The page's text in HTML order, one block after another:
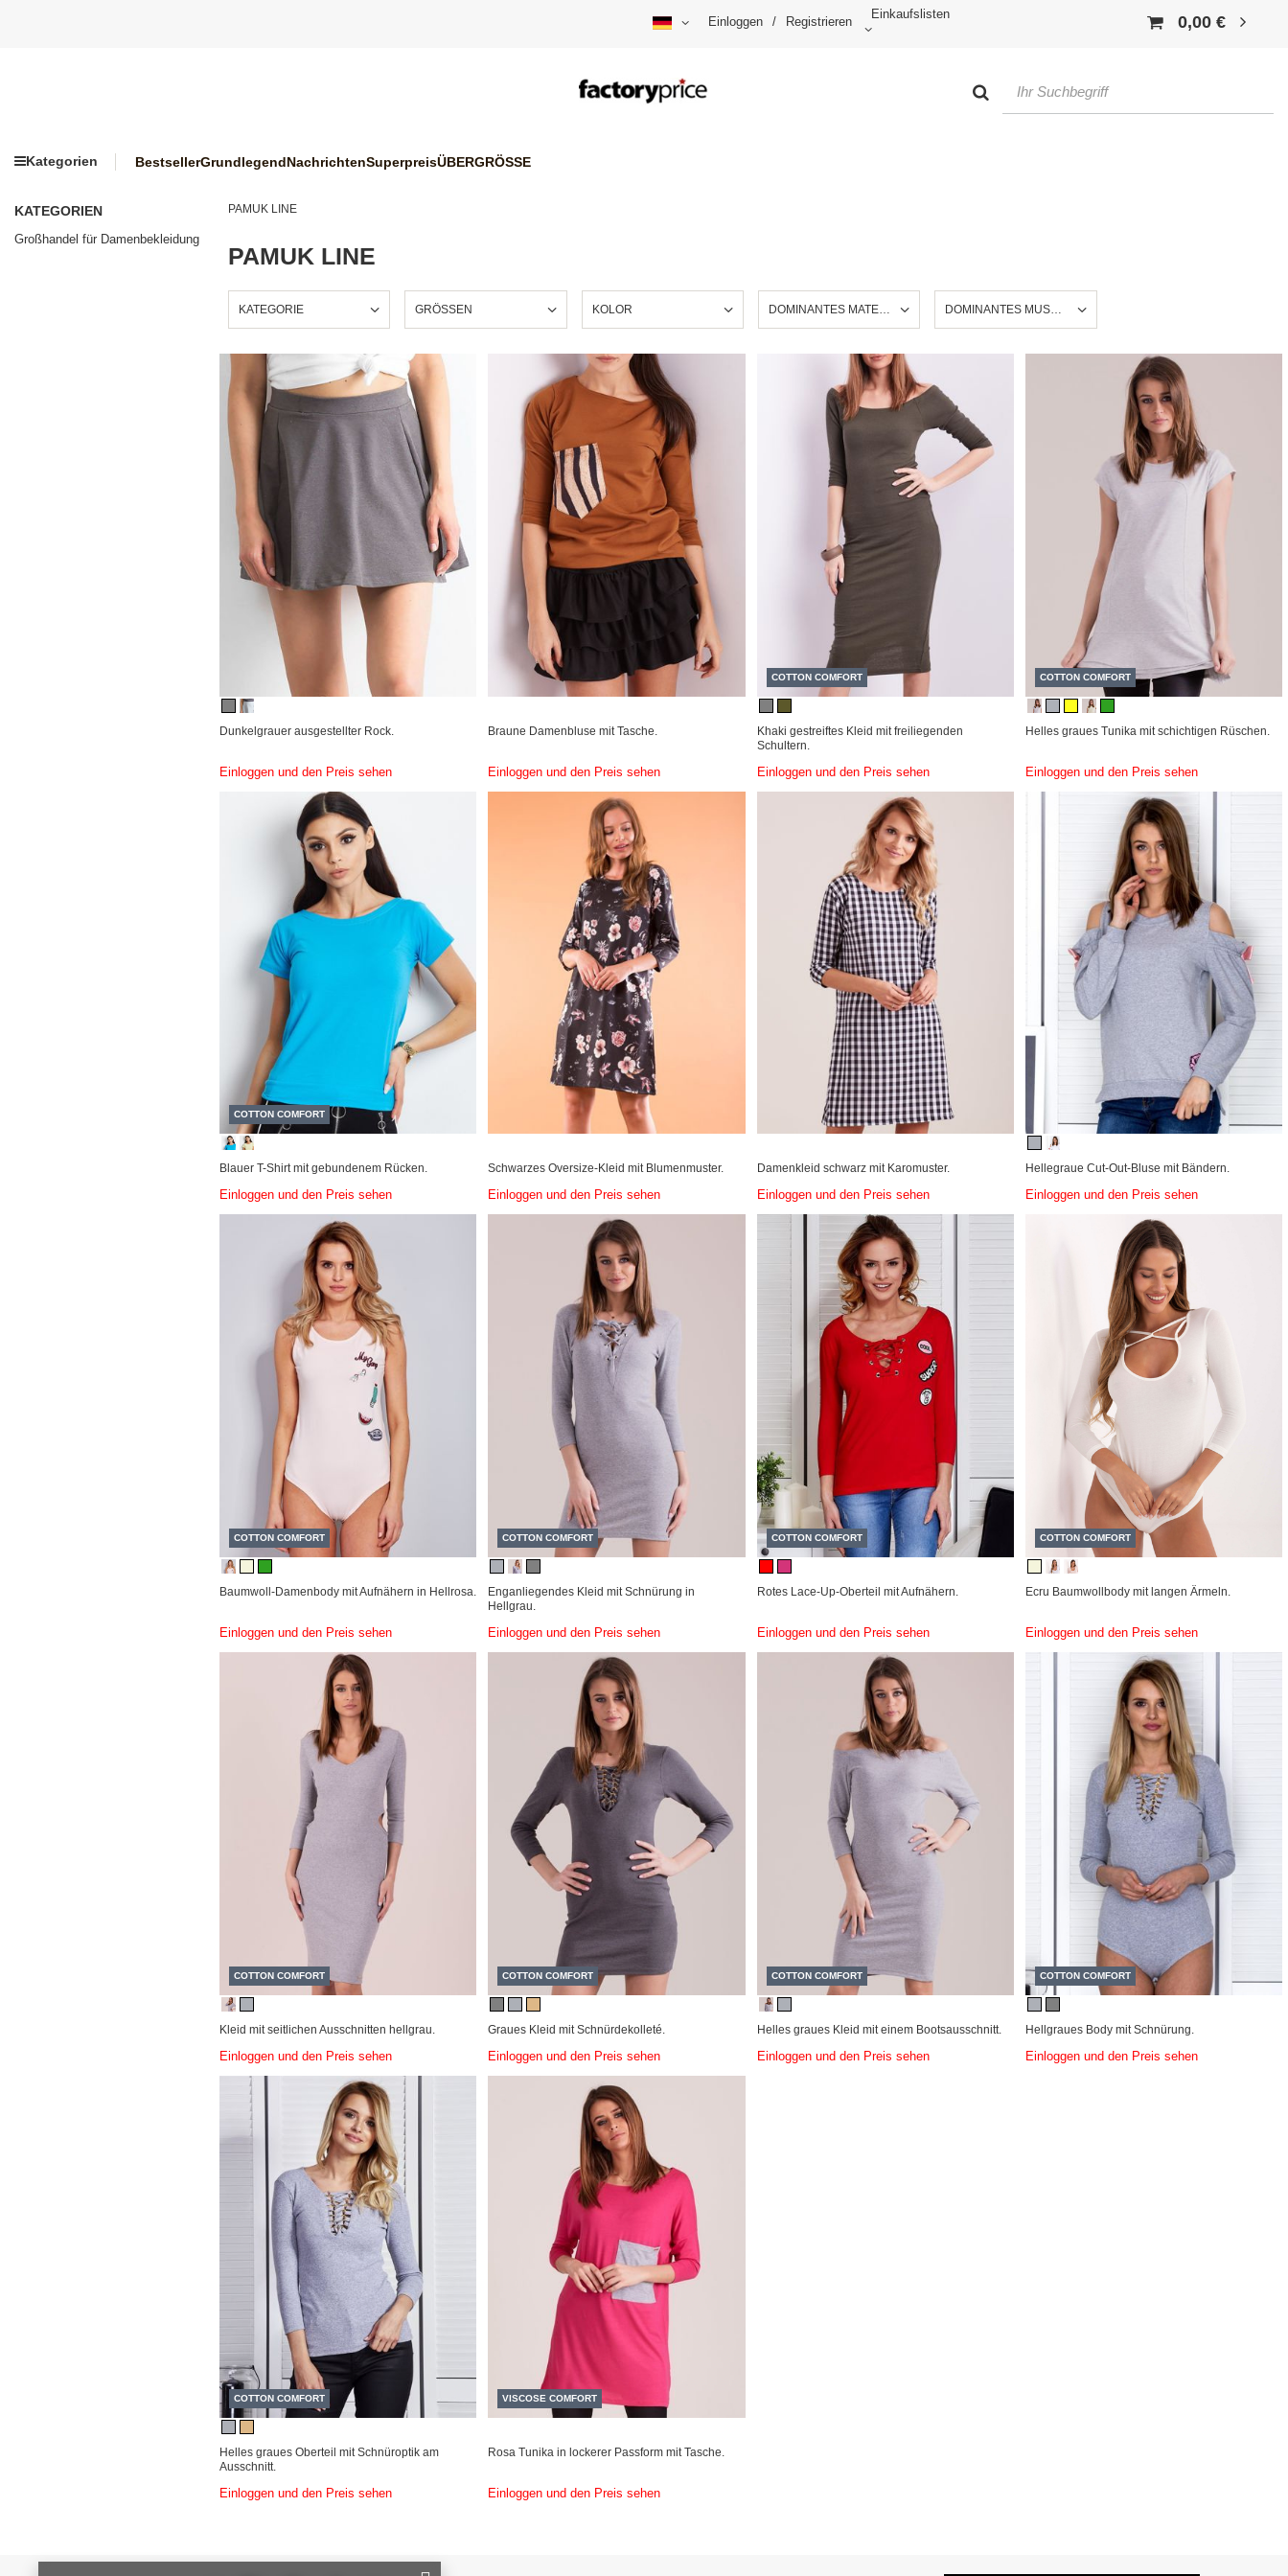
Einloggen / Registrieren
Einkaufslisten 0,00 €
Kategorien BestsellerGrundlegendNachrichtenSuperpreisÜBERGRÖSSE
KATEGORIEN
Großhandel für Damenbekleidung
PAMUK LINE
PAMUK LINE
KATEGORIE GRÖSSEN KOLOR DOMINANTES MATERIAL DOMINANTES MUSTER
Dunkelgrauer ausgestellter Rock.
Einloggen und den Preis sehen
Braune Damenbluse mit Tasche.
Einloggen und den Preis sehen
COTTON COMFORT
Khaki gestreiftes Kleid mit freiliegenden
Schultern.
Einloggen und den Preis sehen
COTTON COMFORT
Helles graues Tunika mit schichtigen Rüschen.
Einloggen und den Preis sehen
COTTON COMFORT
Blauer T-Shirt mit gebundenem Rücken.
Einloggen und den Preis sehen
Schwarzes Oversize-Kleid mit Blumenmuster.
Einloggen und den Preis sehen
Damenkleid schwarz mit Karomuster.
Einloggen und den Preis sehen
Hellegraue Cut-Out-Bluse mit Bändern.
Einloggen und den Preis sehen
COTTON COMFORT
Baumwoll-Damenbody mit Aufnähern in Hellrosa.
Einloggen und den Preis sehen
COTTON COMFORT
Enganliegendes Kleid mit Schnürung in
Hellgrau.
Einloggen und den Preis sehen
COTTON COMFORT
Rotes Lace-Up-Oberteil mit Aufnähern.
Einloggen und den Preis sehen
COTTON COMFORT
Ecru Baumwollbody mit langen Ärmeln.
Einloggen und den Preis sehen
COTTON COMFORT
Kleid mit seitlichen Ausschnitten hellgrau.
Einloggen und den Preis sehen
COTTON COMFORT
Graues Kleid mit Schnürdekolleté.
Einloggen und den Preis sehen
COTTON COMFORT
Helles graues Kleid mit einem Bootsausschnitt.
Einloggen und den Preis sehen
COTTON COMFORT
Hellgraues Body mit Schnürung.
Einloggen und den Preis sehen
COTTON COMFORT
Helles graues Oberteil mit Schnüroptik am
Ausschnitt.
Einloggen und den Preis sehen
VISCOSE COMFORT
Rosa Tunika in lockerer Passform mit Tasche.
Einloggen und den Preis sehen